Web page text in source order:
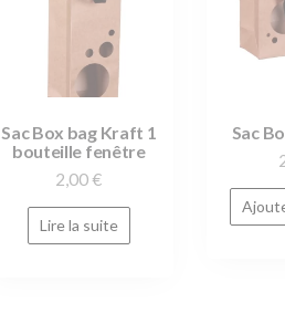
Sac Box bag Kraft 1
bouteille fenêtre
2,00 €
Lire la suite
Sac